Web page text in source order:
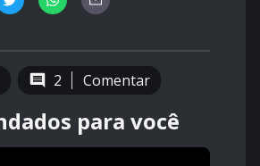
2 Comentar
para você